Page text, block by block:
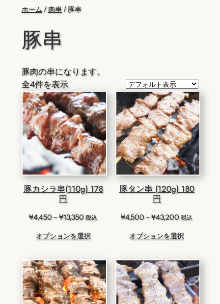
ホーム/ 肉串/ 豚串
豚串
豚肉の串になります。
全4件を表示
豚カシラ串(110g) 178
円
¥4,450 –¥13,350価
帯:
–
¥13,350
税込
オプションを選択
豚タン串 (120g) 180
円
¥4,500 –¥43,200価
帯:
–
¥43,200
税込
オプションを選択